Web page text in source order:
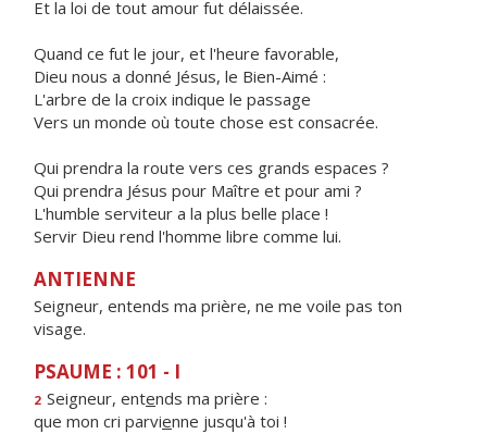
Et la loi de tout amour fut délaissée.
Quand ce fut le jour, et l'heure favorable,
Dieu nous a donné Jésus, le Bien-Aimé :
L'arbre de la croix indique le passage
Vers un monde où toute chose est consacrée.
Qui prendra la route vers ces grands espaces ?
Qui prendra Jésus pour Maître et pour ami ?
L'humble serviteur a la plus belle place !
Servir Dieu rend l'homme libre comme lui.
ANTIENNE
Seigneur, entends ma prière, ne me voile pas ton
visage.
PSAUME : 101 - I
2 Seigneur, entends ma prière :
que mon cri parvienne jusqu'à toi !